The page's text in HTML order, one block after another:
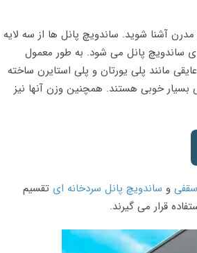
آشنا شوید. ساندویچ پانل ها از سه لایه
ساندویچ پانل می شود. به طور معمول
مانند پلی یورتان و پلی استایرن ساخته
بسیار خوبی هستند. همچنین وزن آنها نیز
و ساندویچ پانل سردخانه ای تقسیم
قرار می گیرند.